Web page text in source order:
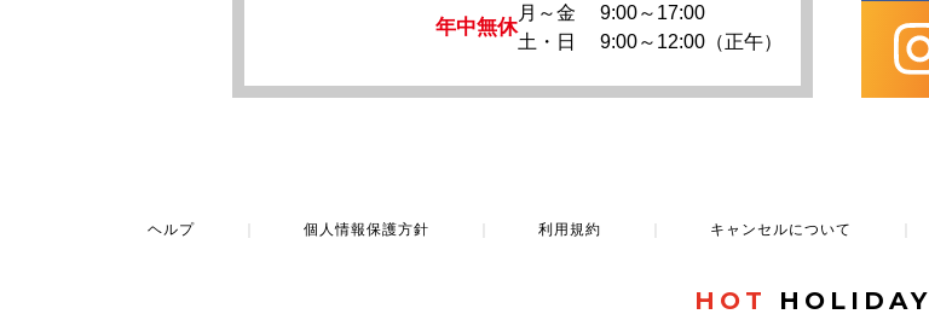
年中無休
月～金
9:00～17:00
土・日
9:00～12:00（正午）
ヘルプ 個人情報保護方針 利用規約 キャンセルについて
HOT HOLIDAY